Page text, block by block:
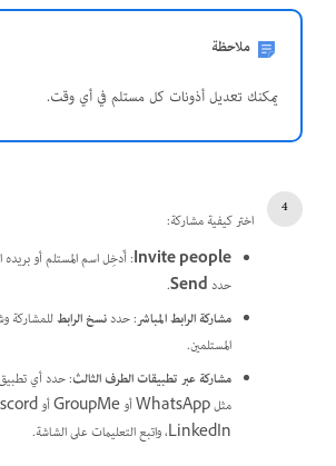
ملاحظة
يمكنك تعديل أذونات كل مستلم في أي وقت.
اختر كيفية مشاركة:
Invite people: أَدخِل اسم المستلم أو بريده
حددSend
.
مشاركة الرابط المباشر: حددنسخ الرابطللمشاركة
المستلمين.
مشاركة عبر تطبيقات الطرف الثالث: حدد أي
LinkedIn، واتبع التعليمات على الشاشة.